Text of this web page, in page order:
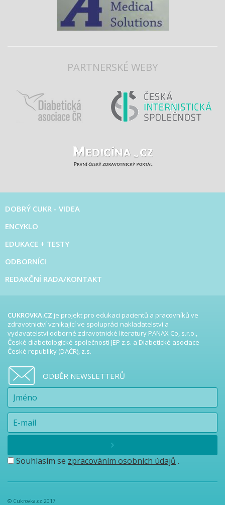
PARTNERSKÉ WEBY
DOBRÝ CUKR - VIDEA
ENCYKLO
EDUKACE + TESTY
ODBORNÍCI
REDAKČNÍ RADA/KONTAKT
CUKROVKA.CZ je projekt pro edukaci pacientů a pracovníků ve
zdravotnictví vznikající ve spolupráci nakladatelství a
vydavatelství odborné zdravotnické literatury PANAX Co, s.r.o.,
České diabetologické společnosti JEP z.s. a Diabetické asociace
České republiky (DAČR), z.s.
ODBĚR NEWSLETTERŮ
Souhlasím se zpracováním osobních údajů .
© Cukrovka.cz 2017